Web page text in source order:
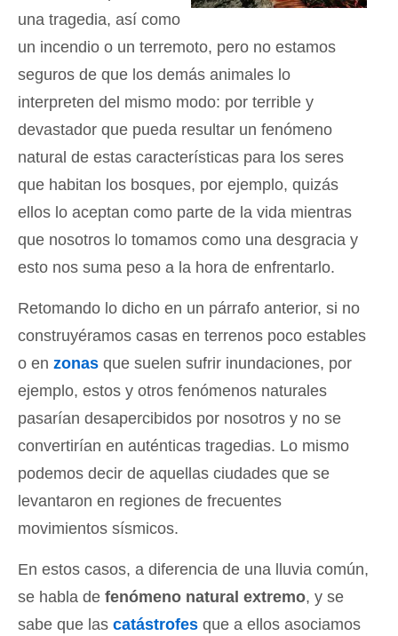
una tragedia, así como
un incendio o un terremoto, pero no estamos
seguros de que los demás animales lo
interpreten del mismo modo: por terrible y
devastador que pueda resultar un fenómeno
natural de estas características para los seres
que habitan los bosques, por ejemplo, quizás
ellos lo aceptan como parte de la vida mientras
que nosotros lo tomamos como una desgracia y
esto nos suma peso a la hora de enfrentarlo.
Retomando lo dicho en un párrafo anterior, si no
construyéramos casas en terrenos poco estables
o en zonas que suelen sufrir inundaciones, por
ejemplo, estos y otros fenómenos naturales
pasarían desapercibidos por nosotros y no se
convertirían en auténticas tragedias. Lo mismo
podemos decir de aquellas ciudades que se
levantaron en regiones de frecuentes
movimientos sísmicos.
En estos casos, a diferencia de una lluvia común,
se habla de fenómeno natural extremo, y se
sabe que las catástrofes que a ellos asociamos